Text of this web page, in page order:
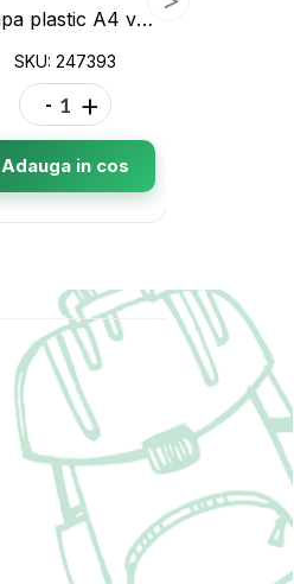
Mapa plastic A4 verticala cu buton si manere ML8-4 247393
SKU: 247393
- +
Adauga in cos